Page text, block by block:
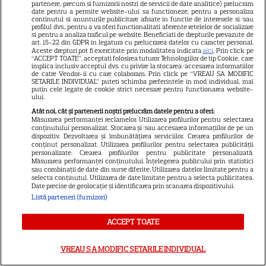
GSP
Știri mondene
Avantaje
Elle
Unica
URMĂREȘTE-NE PE
Copyright2026Ringier Romania – Toate Drepturile rezervate
partenere, precum si furnizorii nostri de servicii de date analitice) prelucram
date pentru a permite website-ului sa functioneze, pentru a personaliza
continutul si anunturile publicitare afisate in functie de interesele si/sau
profilul dvs., pentru a va oferi functionalitati aferente retelelor de socializare
si pentru a analiza traficul pe website. Beneficiati de drepturile prevazute de
art. 15-22 din GDPR in legatura cu prelucrarea datelor cu caracter personal.
Aceste drepturi pot fi exercitate prin modalitatea indicataaici. Prin click pe
“ACCEPT TOATE”, acceptati folosirea tuturor Tehnologiilor de tip Cookie, care
implica inclusiv acceptul dvs. cu privire la stocarea/accesarea informatiilor
de catre Vendor-ii cu care colaboram. Prin click pe “VREAU SA MODIFIC
SETARILE INDIVIDUAL” puteti schimba preferintele in mod individual, mai
putin cele legate de cookie strict necesare pentru functionarea website-
ului.
Atât noi, cât și partenerii noștri prelucrăm datele pentru a oferi:
Măsurarea performanței reclamelor. Utilizarea profilurilor pentru selectarea
conținutului personalizat. Stocarea și/sau accesarea informațiilor de pe un
dispozitiv. Dezvoltarea și îmbunătățirea serviciilor. Crearea profilurilor de
conținut personalizat. Utilizarea profilurilor pentru selectarea publicității
personalizate. Crearea profilurilor pentru publicitate personalizată.
Măsurarea performanței conținutului. Înțelegerea publicului prin statistici
sau combinații de date din surse diferite. Utilizarea datelor limitate pentru a
selecta conținutul. Utilizarea de date limitate pentru a selecta publicitatea.
Date precise de geolocație și identificarea prin scanarea dispozitivului.
Listă parteneri (furnizori)
ACCEPT TOATE
VREAU SA MODIFIC SETARILE INDIVIDUAL